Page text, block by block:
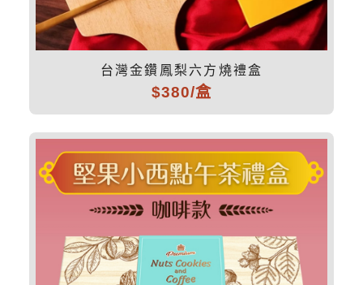
台灣金鑽鳳梨六方燒禮盒
$380/盒